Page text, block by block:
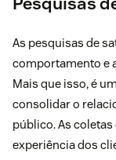
As pesquisas de
comportamento e
Mais que isso, é
consolidar o
público. As
experiência dos